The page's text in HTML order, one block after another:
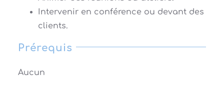
Intervenir en conférence ou devant des
clients.
Prérequis
Aucun